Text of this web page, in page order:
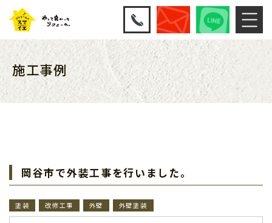
施工事例
岡谷市で外装工事を行いました。
塗装 改修工事 外壁 外壁塗装